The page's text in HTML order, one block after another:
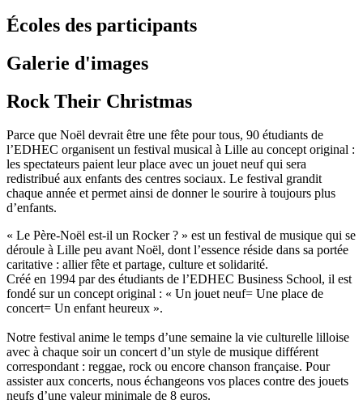
Écoles des participants
Galerie d'images
Rock Their Christmas
Parce que Noël devrait être une fête pour tous, 90 étudiants de
l’EDHEC organisent un festival musical à Lille au concept original :
les spectateurs paient leur place avec un jouet neuf qui sera
redistribué aux enfants des centres sociaux. Le festival grandit
chaque année et permet ainsi de donner le sourire à toujours plus
d’enfants.
« Le Père-Noël est-il un Rocker ? » est un festival de musique qui se
déroule à Lille peu avant Noël, dont l’essence réside dans sa portée
caritative : allier fête et partage, culture et solidarité.
Créé en 1994 par des étudiants de l’EDHEC Business School, il est
fondé sur un concept original : « Un jouet neuf= Une place de
concert= Un enfant heureux ».
Notre festival anime le temps d’une semaine la vie culturelle lilloise
avec à chaque soir un concert d’un style de musique différent
correspondant : reggae, rock ou encore chanson française. Pour
assister aux concerts, nous échangeons vos places contre des jouets
neufs d’une valeur minimale de 8 euros.